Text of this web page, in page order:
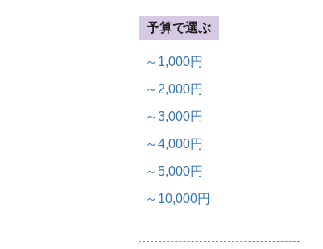
予算で選ぶ
～1,000円
～2,000円
～3,000円
～4,000円
～5,000円
～10,000円